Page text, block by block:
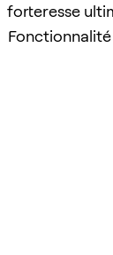
forteresse
Fonctionnalité